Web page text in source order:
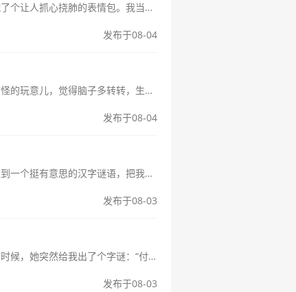
那天晚上，我正刷着朋友圈，突然就刷到了这么个东西——“2468打一成语？”底下还配了个让人抓心挠肺的表情包。我当时就没往心里去，觉得就是那种随便看看的小谜语呗。结果，我老丈人正好过来，看到我在看手机，就凑过来看...
发布于08-04
话说回来，大伙儿最近有没有遇到啥有意思的小谜题？我这人平时就喜欢琢磨点稀奇古怪的玩意儿，觉得脑子多转转，生活才有意思。前阵子，有个朋友跟我分享了个小问题，就这，把我给难住了好一会儿。那天晚上，我们几个老伙计吃...
发布于08-04
我的解谜之路：柴门闻犬吠，猜字记兄弟们，姐妹们，今天我得跟大伙儿唠唠最近我碰到一个挺有意思的汉字谜语，把我折腾了好一阵子，但最终解开了，那感觉真是爽！这个谜语说起来也简单，就六个字：“柴门闻犬吠”。刚看到这...
发布于08-03
哥们姐们，今天跟大家聊个有意思的小事儿。前几天跟我家那口子去外面吃饭，等菜的时候，她突然给我出了个字谜：“付出爱心，打一字。”我当时就愣住了。心想，这玩意儿还挺有深度。付出爱心嘛那不就是善良、奉献、关怀这些个...
发布于08-03